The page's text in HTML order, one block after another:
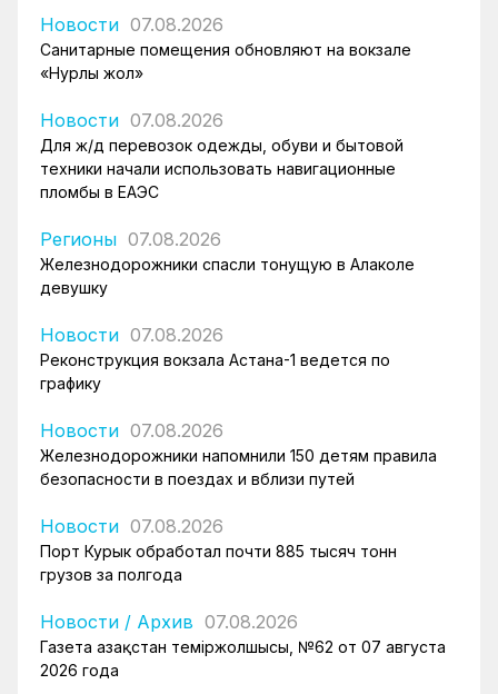
Новости 07.08.2026
Санитарные помещения обновляют на вокзале
«Нурлы жол»
Новости 07.08.2026
Для ж/д перевозок одежды, обуви и бытовой
техники начали использовать навигационные
пломбы в ЕАЭС
Регионы 07.08.2026
Железнодорожники спасли тонущую в Алаколе
девушку
Новости 07.08.2026
Реконструкция вокзала Астана-1 ведется по
графику
Новости 07.08.2026
Железнодорожники напомнили 150 детям правила
безопасности в поездах и вблизи путей
Новости 07.08.2026
Порт Курык обработал почти 885 тысяч тонн
грузов за полгода
Новости / Архив 07.08.2026
Газета Қазақстан теміржолшысы, №62 от 07 августа
2026 года